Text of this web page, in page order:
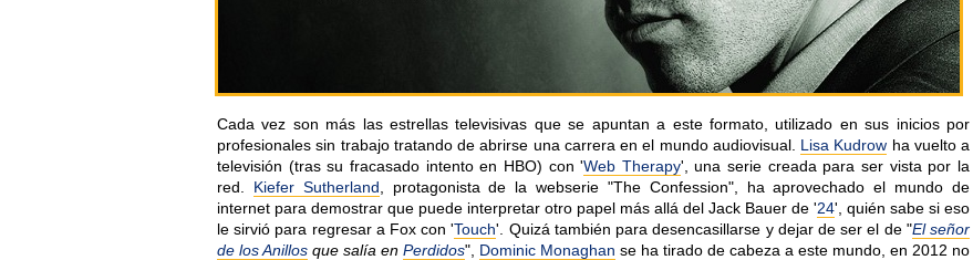
Cada vez son más las estrellas televisivas que se apuntan a este formato, utilizado en sus inicios por
profesionales sin trabajo tratando de abrirse una carrera en el mundo audiovisual. Lisa Kudrow ha vuelto a
televisión (tras su fracasado intento en HBO) con 'Web Therapy', una serie creada para ser vista por la
red. Kiefer Sutherland , protagonista de la webserie "The Confession", ha aprovechado el mundo de
internet para demostrar que puede interpretar otro papel más allá del Jack Bauer de '24', quién sabe si eso
le sirvió para regresar a Fox con 'Touch'. Quizá también para desencasillarse y dejar de ser el de "El señor
de los Anillos que salía en Perdidos", Dominic Monaghan se ha tirado de cabeza a este mundo, en 2012 no